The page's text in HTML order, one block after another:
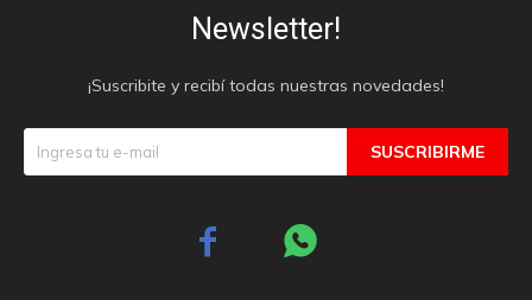
Newsletter!
¡Suscribite y recibí todas nuestras novedades!
SUSCRIBIRME
 